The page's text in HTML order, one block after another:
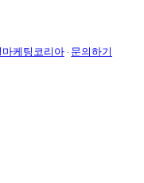
마케팅코리아· 문의하기